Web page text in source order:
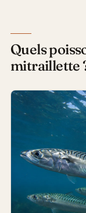
Quels
mitraillette